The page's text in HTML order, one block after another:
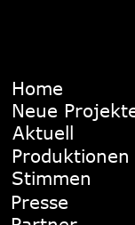
Home
Neue
Aktuell
Stimmen
Produktionen
Presse